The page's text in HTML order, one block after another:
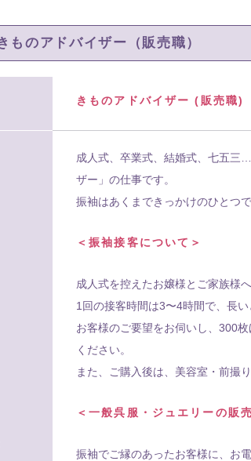
ものアドバイザー（販売職）
きものアドバイザー (販売職)
成人式、卒業式、結婚式、七五三
ザー」の仕事です。
振袖はあくまできっかけのひとつ
＜振袖接客について＞
成人式を控えたお嬢様とご家族様
1回の接客時間は3〜4時間で、長
お客様のご要望をお伺いし、300
ください。
また、ご購入後は、美容室・前撮
＜一般呉服・ジュエリーの販
振袖でご縁のあったお客様に、お